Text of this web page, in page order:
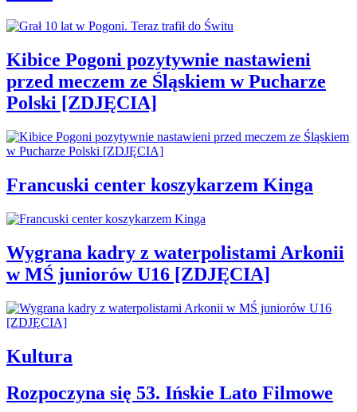
Kibice Pogoni pozytywnie nastawieni
przed meczem ze Śląskiem w Pucharze
Polski [ZDJĘCIA]
Francuski center koszykarzem Kinga
Wygrana kadry z waterpolistami Arkonii
w MŚ juniorów U16 [ZDJĘCIA]
Kultura
Rozpoczyna się 53. Ińskie Lato Filmowe